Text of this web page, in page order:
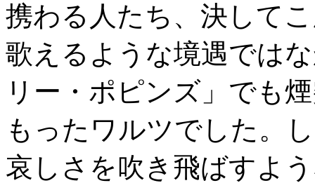
携わる人たち、決して
歌えるような境遇では
リー・ポピンズ」でも
もったワルツでした。
哀しさを吹き飛ばすよ